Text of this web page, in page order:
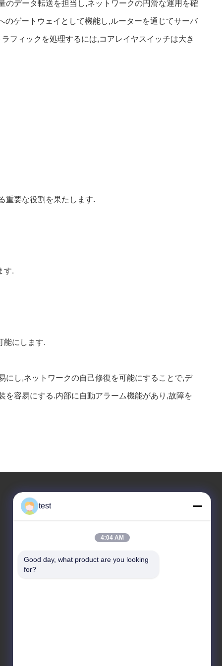
データ転送を担当し,ネットワークの円滑な運用を確
ゲートウェイとして機能し,ルーターを通じてサーバ
フィックを処理するには,コアレイヤスイッチは大き
重要な役割を果たします.
す.
能にします.
し,ネットワークの自己修復を可能にすることで,デ
容易にする.内部に自動アラーム機能があり,故障を
住所
省,中国
test
4:04 AM
Good day, what product are you looking
for?